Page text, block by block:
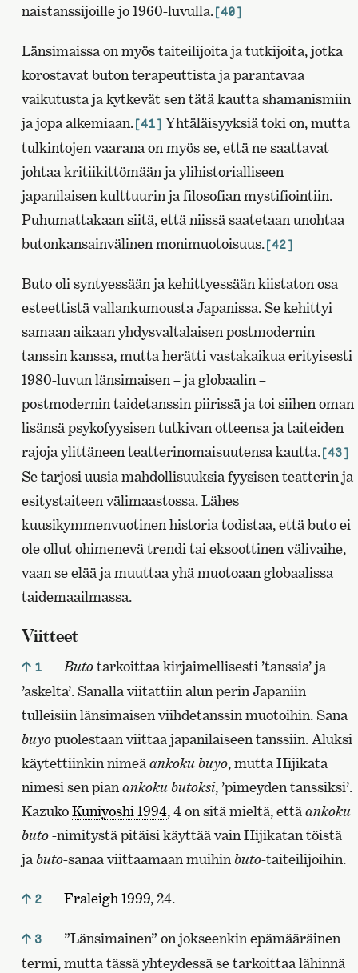
naistanssijoille jo 1960-luvulla.[40]
Länsimaissa on myös taiteilijoita ja tutkijoita, jotka
korostavat buton terapeuttista ja parantavaa
vaikutusta ja kytkevät sen tätä kautta shamanismiin
ja jopa alkemiaan.[41] Yhtäläisyyksiä toki on, mutta
tulkintojen vaarana on myös se, että ne saattavat
johtaa kritiikittömään ja ylihistorialliseen
japanilaisen kulttuurin ja filosofian mystifiointiin.
Puhumattakaan siitä, että niissä saatetaan unohtaa
butonkansainvälinen monimuotoisuus.[42]
Buto oli syntyessään ja kehittyessään kiistaton osa
esteettistä vallankumousta Japanissa. Se kehittyi
samaan aikaan yhdysvaltalaisen postmodernin
tanssin kanssa, mutta herätti vastakaikua erityisesti
1980-luvun länsimaisen – ja globaalin –
postmodernin taidetanssin piirissä ja toi siihen oman
lisänsä psykofyysisen tutkivan otteensa ja taiteiden
rajoja ylittäneen teatterinomaisuutensa kautta.[43]
Se tarjosi uusia mahdollisuuksia fyysisen teatterin ja
esitystaiteen välimaastossa. Lähes
kuusikymmenvuotinen historia todistaa, että buto ei
ole ollut ohimenevä trendi tai eksoottinen välivaihe,
vaan se elää ja muuttaa yhä muotoaan globaalissa
taidemaailmassa.
Viitteet
1 Butotarkoittaa kirjaimellisesti ’tanssia’ ja
’askelta’. Sanalla viitattiin alun perin Japaniin
tulleisiin länsimaisen viihdetanssin muotoihin. Sana
buyopuolestaan viittaa japanilaiseen tanssiin. Aluksi
käytettiinkin nimeäankoku buyo, mutta Hijikata
nimesi sen pian ankoku butoksi, ’pimeyden tanssiksi’.
KazukoKuniyoshi 1994, 4 on sitä mieltä, ettäankoku
buto-nimitystä pitäisi käyttää vain Hijikatan töistä
ja buto-sanaa viittaamaan muihin buto-taiteilijoihin.
2 Fraleigh 1999, 24.
3
”Länsimainen” on jokseenkin epämääräinen
termi, mutta tässä yhteydessä se tarkoittaa lähinnä